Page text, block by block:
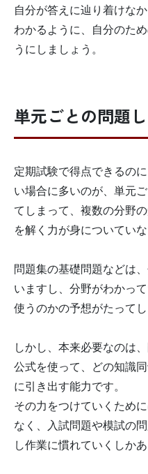
自分が答えに辿り着けな
わかるように、自分のた
うにしましょう。
単元ごとの問題
定期試験で得点できるの
い場合に多いのが、単元
てしまって、複数の分野
を解く力が身についてい
問題集の基礎問題などは
いますし、分野がわかっ
使うのかの予想がたってし
しかし、本来必要なのは
公式を使って、どの知識
に引き出す能力です。
その力をつけていくため
なく、入試問題や模試の
し作業に慣れていくしかあ